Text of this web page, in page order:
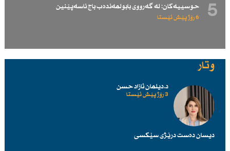
5 حوسییەكان: لە گەرووی بابولمەندەب باج ناسەپێنین
6 رۆژ پێش ئێستا
وتار
د.دیلمان ئازاد حسن
3 رۆژ پێش ئێستا
دیسان دەست درێژی سێكسی